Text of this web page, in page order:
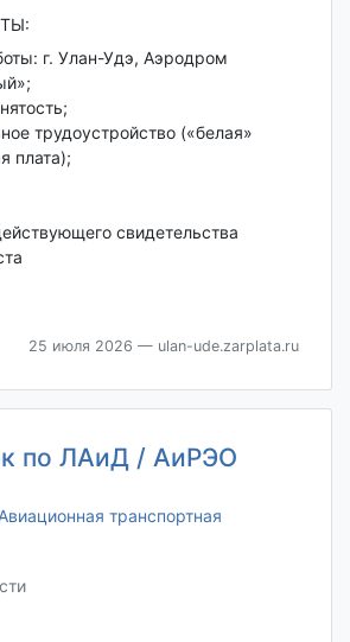
г. Улан-Удэ, Аэродром
трудоустройство («белая»
плата);
свидетельства
25 июля 2026 — ulan-ude.zarplata.ru
по ЛАиД / АиРЭО
транспортная